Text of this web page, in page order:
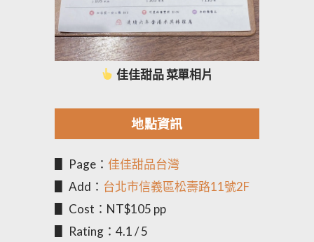
佳佳甜品 菜單相片
地點資訊
▋ Page： 佳佳甜品台灣
▋ Add： 台北市信義區松壽路11號2F
▋ Cost：NT$105 pp
▋ Rating：4.1 / 5